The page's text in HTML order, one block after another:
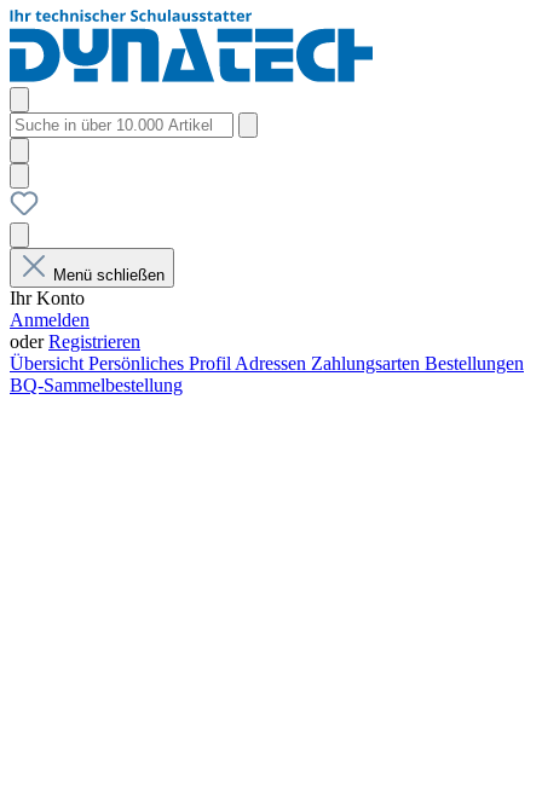
Menü schließen
Ihr Konto
Anmelden
oderRegistrieren
Übersicht Persönliches Profil Adressen Zahlungsarten Bestellungen
BQ-Sammelbestellung